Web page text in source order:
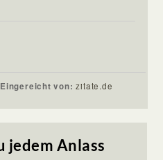
Eingereicht von:zitate.de